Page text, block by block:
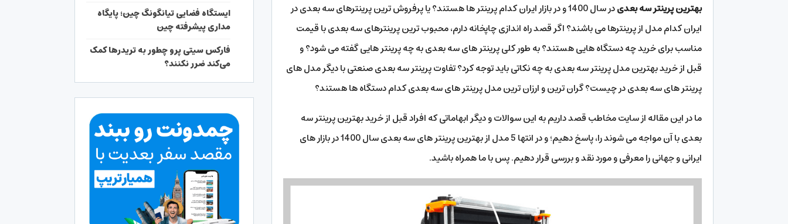
بهترین پرینتر سه بعدی
در سال 1400 و در بازار ایران کدام پرینتر ها هستند؟ یا پرفروش ترین پرینترهای سه بعدی در
ایران کدام مدل از پرینترها می باشند؟ اگر قصد راه اندازی چاپخانه دارم، محبوب ترین پرینترهای سه بعدی با قیمت
مناسب برای خرید چه دستگاه هایی هستند؟ به طور کلی پرینتر های سه بعدی به چه پرینتر هایی گفته می شود؟ و
قبل از خرید بهترین مدل پرینتر سه بعدی به چه نکاتی باید توجه کرد؟ تفاوت پرینتر سه بعدی صنعتی با دیگر مدل های
پرینتر های سه بعدی در چیست؟ گران ترین و ارزان ترین مدل پرینتر های سه بعدی کدام دستگاه ها هستند؟
ما در این مقاله از سایت مخاطب قصد داریم به این سوالات و دیگر ابهاماتی که افراد قبل از خرید بهترین پرینتر سه
بعدی با آن مواجه می شوند را، پاسخ دهیم؛ و در انتها 5 مدل از بهترین پرینتر های سه بعدی سال 1400 در بازار های
ایرانی و جهانی را معرفی و مورد نقد و بررسی قرار دهیم. پس با ما همراه باشید.
ایستگاه فضایی تیانگونگ چین؛ پایگاه
مداری پیشرفته چین
فارکس سیتی پرو چطور به تریدرها کمک
می‌کند ضرر نکنند؟